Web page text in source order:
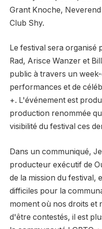
Grant Knoche,
Club Shy.
Le festival sera organisé
Rad, Arisce Wanzer et
public à travers un
performances et de
+. L'événement est
production renommée
visibilité du festival ces
Dans un communiqué,
producteur exécutif de
de la mission du festival,
difficiles pour la
moment où nos droits et
d'être contestés, il est